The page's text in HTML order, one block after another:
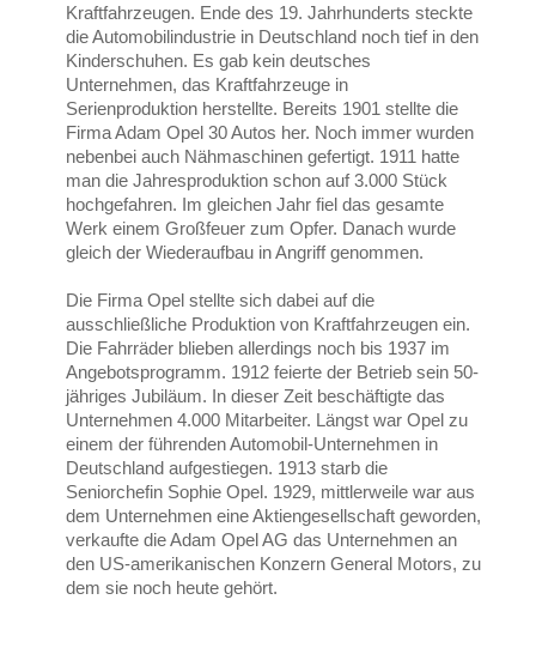
Kraftfahrzeugen. Ende des 19. Jahrhunderts steckte
die Automobilindustrie in Deutschland noch tief in den
Kinderschuhen. Es gab kein deutsches
Unternehmen, das Kraftfahrzeuge in
Serienproduktion herstellte. Bereits 1901 stellte die
Firma Adam Opel 30 Autos her. Noch immer wurden
nebenbei auch Nähmaschinen gefertigt. 1911 hatte
man die Jahresproduktion schon auf 3.000 Stück
hochgefahren. Im gleichen Jahr fiel das gesamte
Werk einem Großfeuer zum Opfer. Danach wurde
gleich der Wiederaufbau in Angriff genommen.
Die Firma Opel stellte sich dabei auf die
ausschließliche Produktion von Kraftfahrzeugen ein.
Die Fahrräder blieben allerdings noch bis 1937 im
Angebotsprogramm. 1912 feierte der Betrieb sein 50-
jähriges Jubiläum. In dieser Zeit beschäftigte das
Unternehmen 4.000 Mitarbeiter. Längst war Opel zu
einem der führenden Automobil-Unternehmen in
Deutschland aufgestiegen. 1913 starb die
Seniorchefin Sophie Opel. 1929, mittlerweile war aus
dem Unternehmen eine Aktiengesellschaft geworden,
verkaufte die Adam Opel AG das Unternehmen an
den US-amerikanischen Konzern General Motors, zu
dem sie noch heute gehört.